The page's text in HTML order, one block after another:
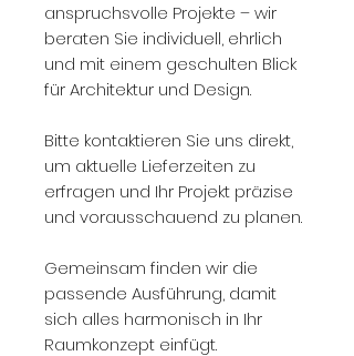
anspruchsvolle Projekte – wir
beraten Sie individuell, ehrlich
und mit einem geschulten Blick
für Architektur und Design.
Bitte kontaktieren Sie uns direkt,
um aktuelle Lieferzeiten zu
erfragen und Ihr Projekt präzise
und vorausschauend zu planen.
Gemeinsam finden wir die
passende Ausführung, damit
sich alles harmonisch in Ihr
Raumkonzept einfügt.